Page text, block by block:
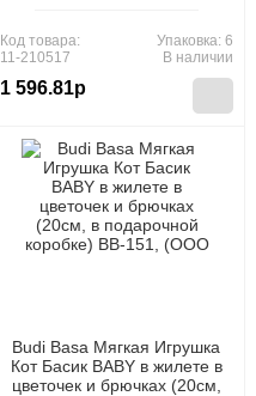
Код товара:
11-210517
1 596.81р
Упаковка: 6
В наличии
Budi Basa Мягкая Игрушка
Кот Басик BABY в жилете в
цветочек и брючках (20см,